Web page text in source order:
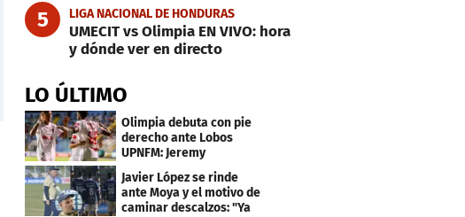
5 LIGA NACIONAL DE HONDURAS
UMECIT vs Olimpia EN VIVO: hora
y dónde ver en directo
LO ÚLTIMO
Olimpia debuta con pie
derecho ante Lobos
UPNFM: Jeremy
Rodríguez fue el héroe
Javier López se rinde
ante Moya y el motivo de
caminar descalzos: "Ya